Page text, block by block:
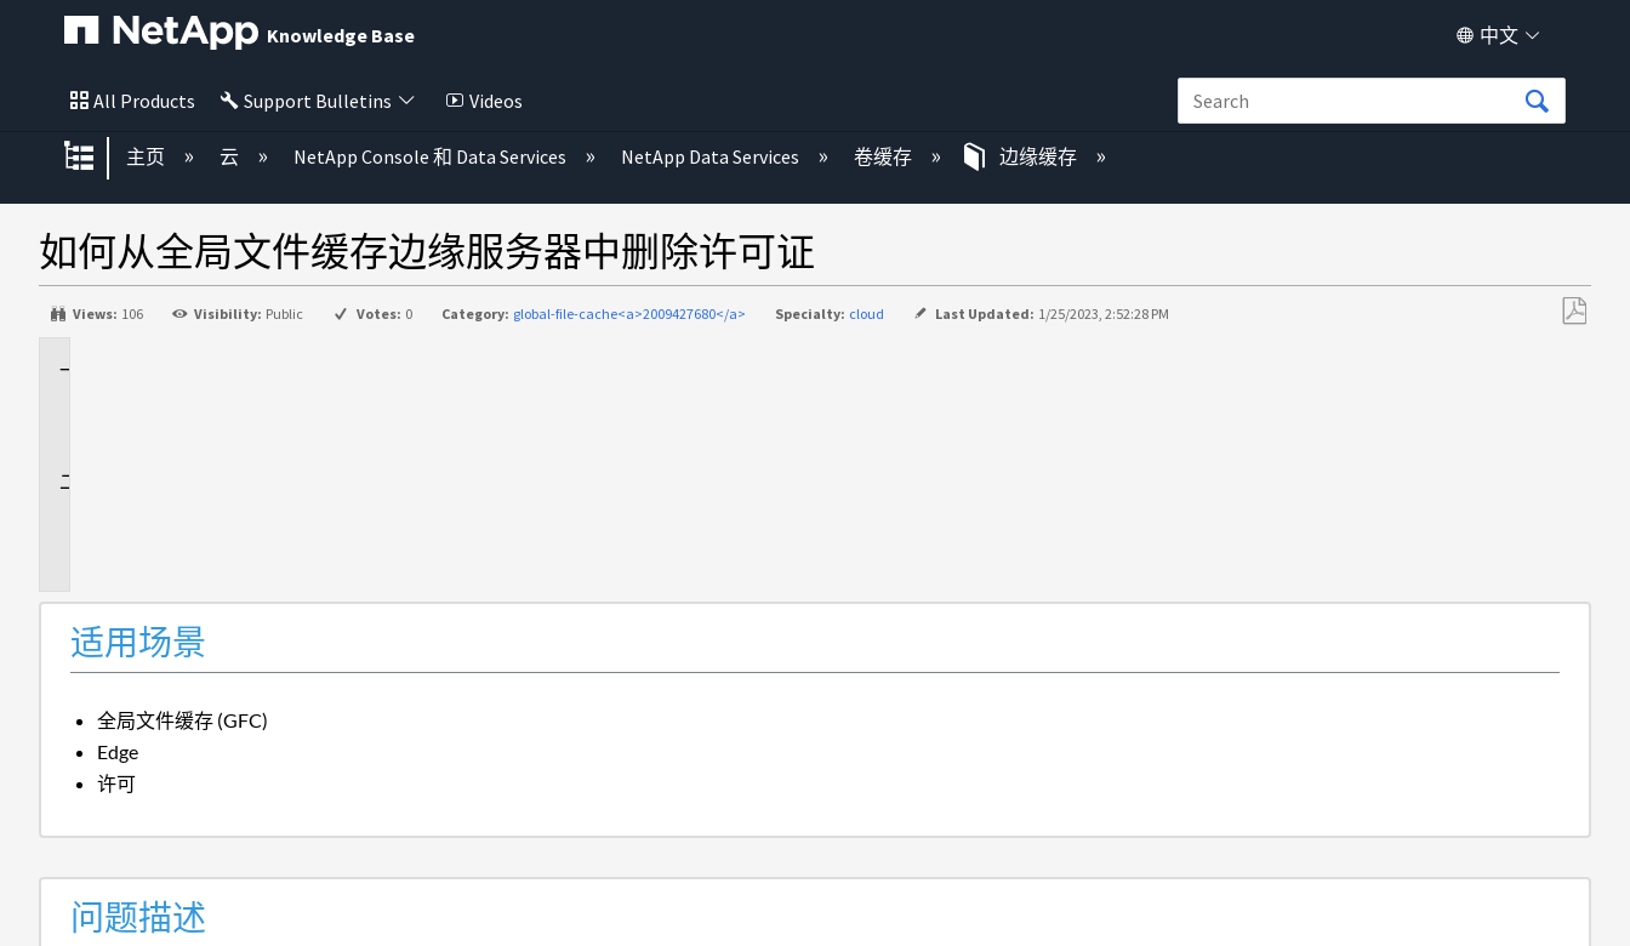
Knowledge Base 中文
All Products Support Bulletins Videos
扩展/隐缩全局层次
主页 云 NetApp Console 和 Data Services NetApp Data Services 卷缓存 边缘缓存
如何从全局文件缓存边缘服务器中删除许可证
Views: 106 Visibility: Public Votes: 0 Category: global-file-cache<a>2009427680</a> Specialty: cloud Last Updated: 1/25/2023, 2:52:28 PM
适用场景
全局文件缓存 (GFC)
Edge
许可
问题描述